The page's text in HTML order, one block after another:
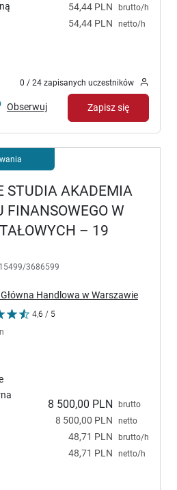
54,44 PLN brutto/h
54,44 PLN netto/h
0 / 24 zapisanych uczestników
Obserwuj Zapisz się
STUDIA AKADEMIA
FINANSOWEGO W
– 19
3686599
Główna Handlowa w Warszawie
4,6 / 5
8 500,00 PLN brutto
8 500,00 PLN netto
48,71 PLN brutto/h
48,71 PLN netto/h